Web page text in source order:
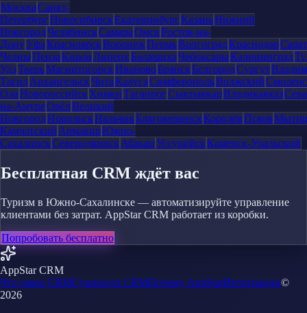
МоскваСанкт-
ПетербургНовосибирскЕкатеринбургКазаньНижний
НовгородЧелябинскСамараОмскРостов-на-
ДонуУфаКрасноярскВоронежПермьВолгоградКраснодар
ЧелныПензаКировЛипецкБалашихаЧебоксарыКалининград
УдэТверьМагнитогорскИвановоБрянскБелгородСургут
ТагилАрхангельскЧитаКалугаСимферопольВолжский
ОлаНовороссийскХимкиТаганрогСыктывкарВладикавказ
на-АмуреОрёлВеликий
НовгородНорильскНальчикБлаговещенскКоролёвПсков
Камчатский АрмавирЮжно-
СахалинскСеверодвинскАбаканУссурийскКаменск-Уральский
Бесплатная CRM ждёт вас
Туризм в Южно-Сахалинске — автоматизируйте управление
клиентами без затрат. AppStar CRM работает из коробки.
Попробовать бесплатно
AppStar CRM
Что такое CRMСущности CRMПочему AppStarИнтеграции©
2026